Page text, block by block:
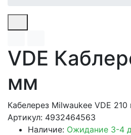
VDE
мм
Кабелерез Milwaukee VDE
Артикул: 4932464563
Наличие: Ожидание 3-4